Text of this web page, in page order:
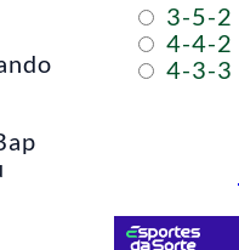
3-5-2
4-4-2
4-3-3